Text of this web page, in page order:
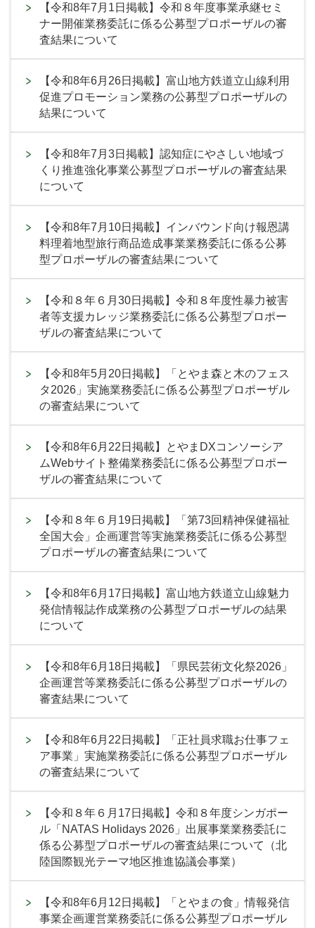
【令和8年7月1日掲載】令和８年度事業承継セミ
ナー開催業務委託に係る公募型プロポーザルの審
査結果について
【令和8年6月26日掲載】富山地方鉄道立山線利用
促進プロモーション業務の公募型プロポーザルの
結果について
【令和8年7月3日掲載】認知症にやさしい地域づ
くり推進強化事業公募型プロポーザルの審査結果
について
【令和8年7月10日掲載】インバウンド向け報恩講
料理着地型旅行商品造成事業業務委託に係る公募
型プロポーザルの審査結果について
【令和８年６月30日掲載】令和８年度性暴力被害
者等支援カレッジ業務委託に係る公募型プロポー
ザルの審査結果について
【令和8年5月20日掲載】「とやま森と木のフェス
タ2026」実施業務委託に係る公募型プロポーザル
の審査結果について
【令和8年6月22日掲載】とやまDXコンソーシア
ムWebサイト整備業務委託に係る公募型プロポー
ザルの審査結果について
【令和８年６月19日掲載】「第73回精神保健福祉
全国大会」企画運営等実施業務委託に係る公募型
プロポーザルの審査結果について
【令和8年6月17日掲載】富山地方鉄道立山線魅力
発信情報誌作成業務の公募型プロポーザルの結果
について
【令和8年6月18日掲載】「県民芸術文化祭2026」
企画運営等業務委託に係る公募型プロポーザルの
審査結果について
【令和8年6月22日掲載】「正社員求職お仕事フェ
ア事業」実施業務委託に係る公募型プロポーザル
の審査結果について
【令和８年６月17日掲載】令和８年度シンガポー
ル「NATAS Holidays 2026」出展事業業務委託に
係る公募型プロポーザルの審査結果について（北
陸国際観光テーマ地区推進協議会事業）
【令和8年6月12日掲載】「とやまの食」情報発信
事業企画運営業務委託に係る公募型プロポーザル